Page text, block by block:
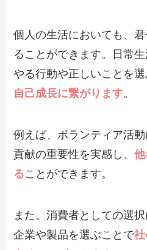
個人の生活においても、
ることができます。日常
やる行動や正しいことを選
自己成長に繋がります。
例えば、ボランティア活
貢献の重要性を実感し、
ることができます。
また、消費者としての選
企業や製品を選ぶことで